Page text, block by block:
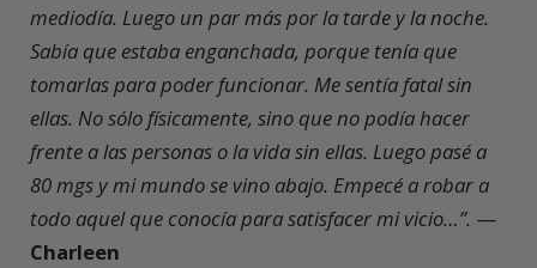
mediodía. Luego un par más por la tarde y la noche.
Sabía que estaba enganchada, porque tenía que
tomarlas para poder funcionar. Me sentía fatal sin
ellas. No sólo físicamente, sino que no podía hacer
frente a las personas o la vida sin ellas. Luego pasé a
80 mgs y mi mundo se vino abajo. Empecé a robar a
todo aquel que conocía para satisfacer mi vicio…”. —
Charleen